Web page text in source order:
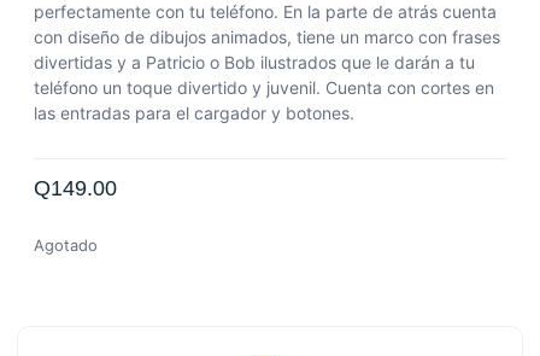
perfectamente con tu teléfono. En la parte de atrás cuenta
con diseño de dibujos animados, tiene un marco con frases
divertidas y a Patricio o Bob ilustrados que le darán a tu
teléfono un toque divertido y juvenil. Cuenta con cortes en
las entradas para el cargador y botones.
Q149.00
Agotado